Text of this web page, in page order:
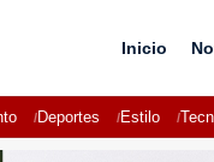
Inicio
Deportes Estilo